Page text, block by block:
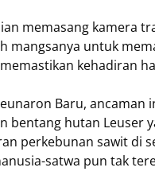
memasang kamera
mangsanya untuk
kehadiran
Baru,
bentang hutan Leuser
perkebunan sawit di
satwa pun tak